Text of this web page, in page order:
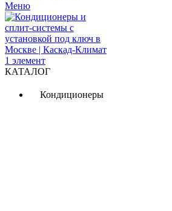
Меню
1 элемент
КАТАЛОГ
Кондиционеры